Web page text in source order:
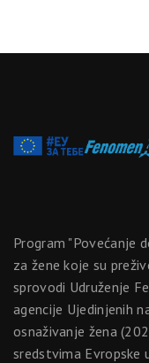
Program "Povećanje
za žene koje su
sprovodi Udruženje
agencije Ujedinjenih
osnaživanje žena
sredstvima Evropske